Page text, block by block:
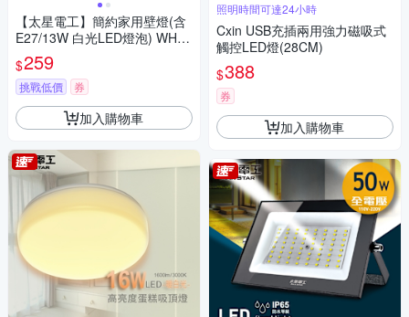
【太星電工】簡約家用壁燈(含
E27/13W 白光LED燈泡) WHA8
13W
$259
挑戰低價 券
加入購物車
照明時間可達24小時
Cxin USB充插兩用強力磁吸式
觸控LED燈(28CM)
$388
券
加入購物車